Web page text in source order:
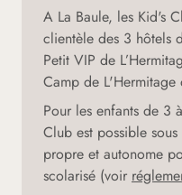
A La Baule, les Kid's
clientèle des 3 hôtels
Petit VIP de
Camp de L'Hermitage
Pour les enfants de 3
Club est possible
propre et autonome
scolarisé (voir